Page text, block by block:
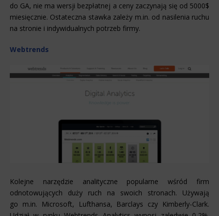
do GA, nie ma wersji bezpłatnej a ceny zaczynają się od 5000$
miesięcznie. Ostateczna stawka zależy m.in. od nasilenia ruchu
na stronie i indywidualnych potrzeb firmy.
Webtrends
Kolejne narzędzie analityczne popularne wśród firm
odnotowujących duży ruch na swoich stronach. Używają
go m.in. Microsoft, Lufthansa, Barclays czy Kimberly-Clark.